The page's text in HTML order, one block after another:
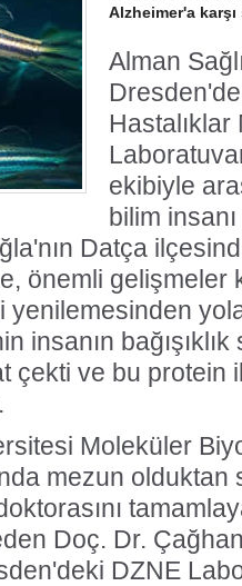
Alzheimer'a karşı
Alman
ekibiyle
bilim
Datça
önemli
yenilemesinden
insanın
çekti ve bu protein
Moleküler
mezun
Doç. Dr. Çağhan
DZNE